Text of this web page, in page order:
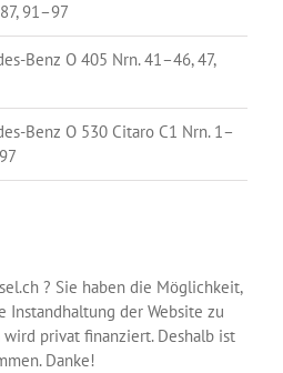
91–97
Benz O 405 Nrn. 41–46, 47,
Benz O 530 Citaro C1 Nrn. 1–
? Sie haben die Möglichkeit,
der Website zu
privat finanziert. Deshalb ist
Danke!